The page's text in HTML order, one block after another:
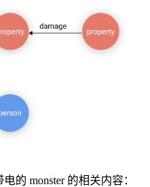
的 monster 的相关内容：